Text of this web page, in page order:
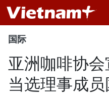
国际
亚洲咖啡协
当选理事成员